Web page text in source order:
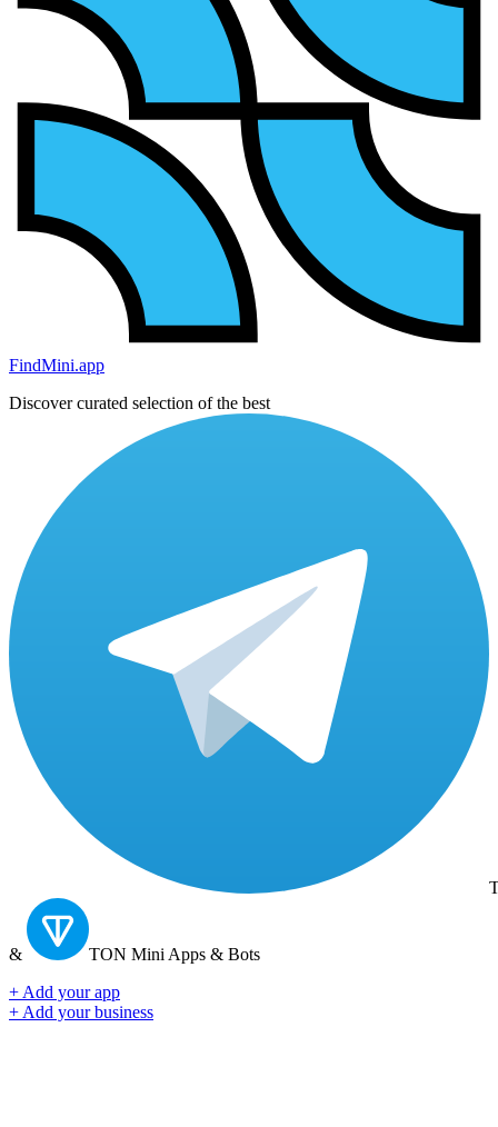
FindMini.app
Discover curated selection of the best
& TON Mini Apps & Bots
+ Add your app
+ Add your business